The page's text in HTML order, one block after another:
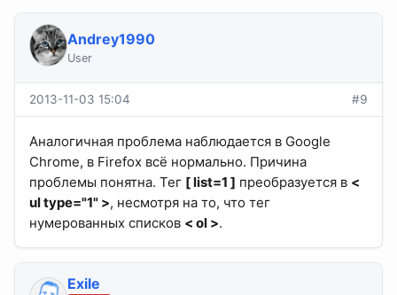
Andrey1990
User
2013-11-03 15:04 #9
Аналогичная проблема наблюдается в Google
Chrome, в Firefox всё нормально. Причина
проблемы понятна. Тег [ list=1 ] преобразуется в <
ul type="1" >, несмотря на то, что тег
нумерованных списков < ol >.
Exile